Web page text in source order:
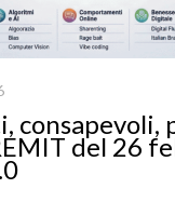
del 26